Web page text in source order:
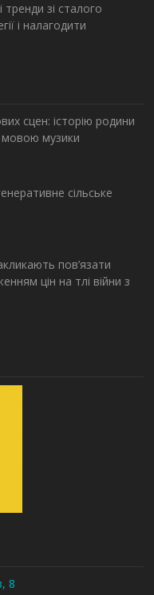
зі сталого
і налагодити
сцен: історію родини
мовою музики
сільське
пов’язати
цін на тлі війни з
8